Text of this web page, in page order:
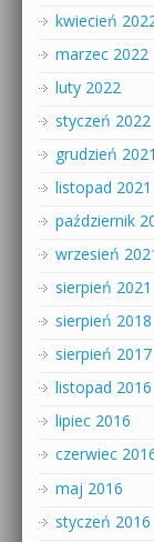
kwiecień
marzec 2022
luty 2022
styczeń 2022
grudzień 2021
listopad 2021
październik
wrzesień
sierpień 2021
sierpień 2018
sierpień 2017
listopad 2016
lipiec 2016
czerwiec
maj 2016
styczeń 2016